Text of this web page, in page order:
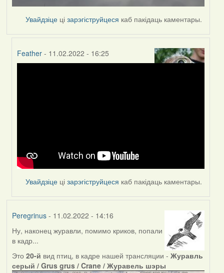
Увайдзіце цізарэгіструйцеся каб пакідаць каментары.
Feather - 11.02.2022 - 16:25
Увайдзіце цізарэгіструйцеся каб пакідаць каментары.
Peregrinus- 11.02.2022 - 14:16
Ну, наконец журавли, помимо криков, попали
в кадр...
Это 20-й вид птиц, в кадре нашей трансляции - Журавль
серый / Grus grus / Crane / Журавель шэры